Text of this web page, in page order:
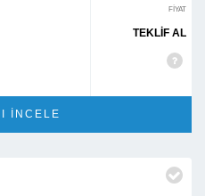
FİYAT
TEKLİF AL
İNCELE